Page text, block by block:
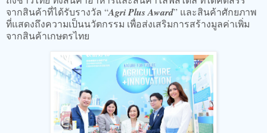
จากสินค้าที่ได้รับรางวัล “Agri Plus Award” และสินค้าศักยภาพ
ที่แสดงถึงความเป็นนวัตกรรม เพื่อส่งเสริมการสร้างมูลค่าเพิ่ม
จากสินค้าเกษตรไทย